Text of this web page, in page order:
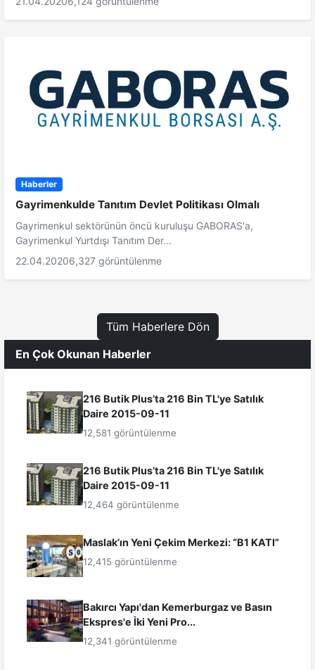
Haberler
Gayrimenkulde Tanıtım Devlet Politikası Olmalı
Gayrimenkul sektörünün öncü kuruluşu GABORAS'a,
Gayrimenkul Yurtdışı Tanıtım Der...
22.04.20206,327 görüntülenme
Tüm Haberlere Dön
En Çok Okunan Haberler
216 Butik Plus’ta 216 Bin TL'ye Satılık
Daire 2015-09-11
12,581 görüntülenme
216 Butik Plus’ta 216 Bin TL'ye Satılık
Daire 2015-09-11
12,464 görüntülenme
Maslak’ın Yeni Çekim Merkezi: “B1 KATI”
12,415 görüntülenme
Bakırcı Yapı'dan Kemerburgaz ve Basın
Ekspres'e İki Yeni Pro...
12,341 görüntülenme